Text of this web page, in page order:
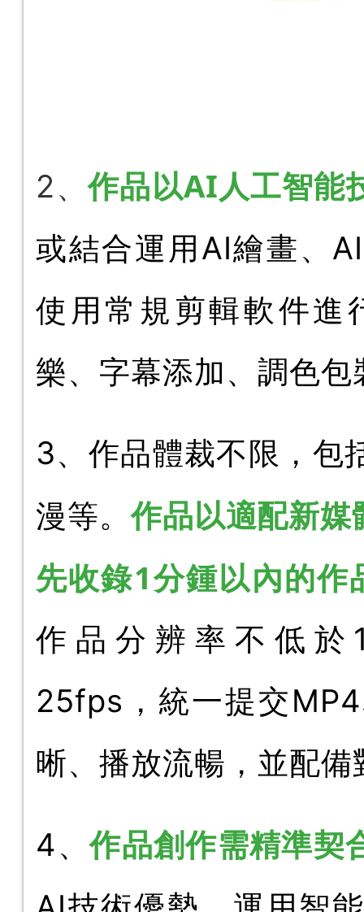
2、作品以AI人工智能
或結合運用AI繪畫、
使用常規剪輯軟件進
樂、字幕添加、調色
3、作品體裁不限，包
漫等。作品以適配新
先收錄1分鍾以內的
作品分辨率不低於
25fps，統一提交
晰、播放流暢，並配
4、作品創作需精準契